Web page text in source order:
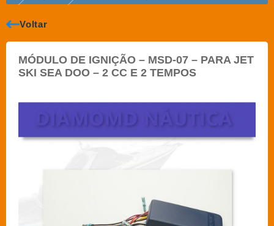
Voltar
MÓDULO DE IGNIÇÃO – MSD-07 – PARA JET
SKI SEA DOO – 2 CC E 2 TEMPOS